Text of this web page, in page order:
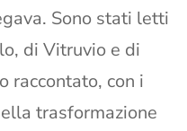
Sono stati letti
di Vitruvio e di
raccontato, con i
trasformazione